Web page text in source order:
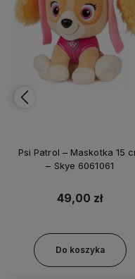
Psi Patrol – Maskotka 15
– Skye 6061061
49,00 zł
Do koszyka